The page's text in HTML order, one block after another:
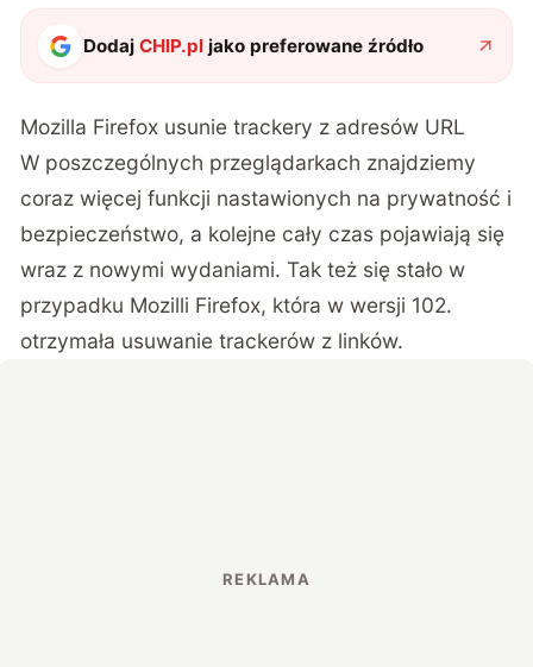
DodajCHIP.pl jako preferowane źródło
Mozilla Firefox usunie trackery z adresów URL
W poszczególnych przeglądarkach znajdziemy
coraz więcej funkcji nastawionych na prywatność i
bezpieczeństwo, a kolejne cały czas pojawiają się
wraz z nowymi wydaniami. Tak też się stało w
przypadku Mozilli Firefox, która w wersji 102.
otrzymała usuwanie trackerów z linków.